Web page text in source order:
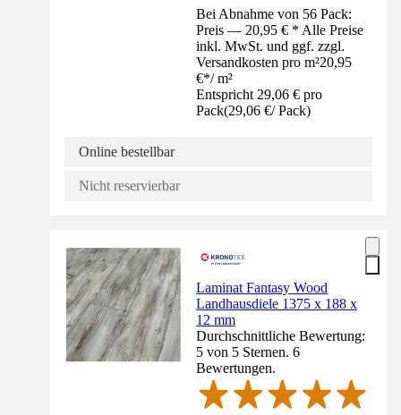
Bei Abnahme von 56 Pack:
Preis — 20,95 € * Alle Preise
inkl. MwSt. und ggf. zzgl.
Versandkosten pro m²20,95
€*/ m²
Entspricht 29,06 € pro
Pack(29,06 €/ Pack)
Online bestellbar
Nicht reservierbar
Laminat Fantasy Wood
Landhausdiele 1375 x 188 x
12 mm
Durchschnittliche Bewertung:
5 von 5 Sternen. 6
Bewertungen.